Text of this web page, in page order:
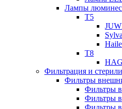
Лампы
T5
T8
Фильтрация и
Фильтры
Фильтры
Фильтры
Фильтры